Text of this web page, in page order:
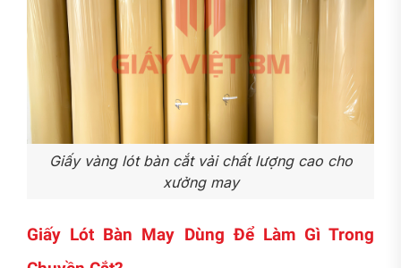
Giấy vàng lót bàn cắt vải chất lượng cao cho
xưởng may
Giấy Lót Bàn May Dùng Để Làm Gì Trong